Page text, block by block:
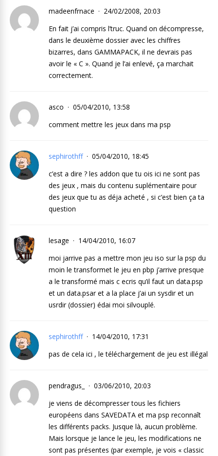
madeenfrnace
24/02/2008, 20:03
En fait j’ai compris l’truc. Quand on décompresse,
dans le deuxième dossier avec les chiffres
bizarres, dans GAMMAPACK, il ne devrais pas
avoir le « C ». Quand je l’ai enlevé, ça marchait
correctement.
asco
05/04/2010, 13:58
comment mettre les jeux dans ma psp
sephirothff
05/04/2010, 18:45
c’est a dire ? les addon que tu ois ici ne sont pas
des jeux , mais du contenu suplémentaire pour
des jeux que tu as déja acheté , si c’est bien ça ta
question
lesage
14/04/2010, 16:07
moi jarrive pas a mettre mon jeu iso sur la psp du
moin le transformet le jeu en pbp j’arrive presque
a le transformé mais c ecris qu’il faut un data.psp
et un data.psar et a la place j’ai un sysdir et un
usrdir (dossier) édai moi silvouplé.
sephirothff
14/04/2010, 17:31
pas de cela ici , le téléchargement de jeu est illégal
pendragus_
03/06/2010, 20:03
je viens de décompresser tous les fichiers
européens dans SAVEDATA et ma psp reconnaît
les différents packs. Jusque là, aucun problème.
Mais lorsque je lance le jeu, les modifications ne
sont pas présentes (par exemple, je vois « classic